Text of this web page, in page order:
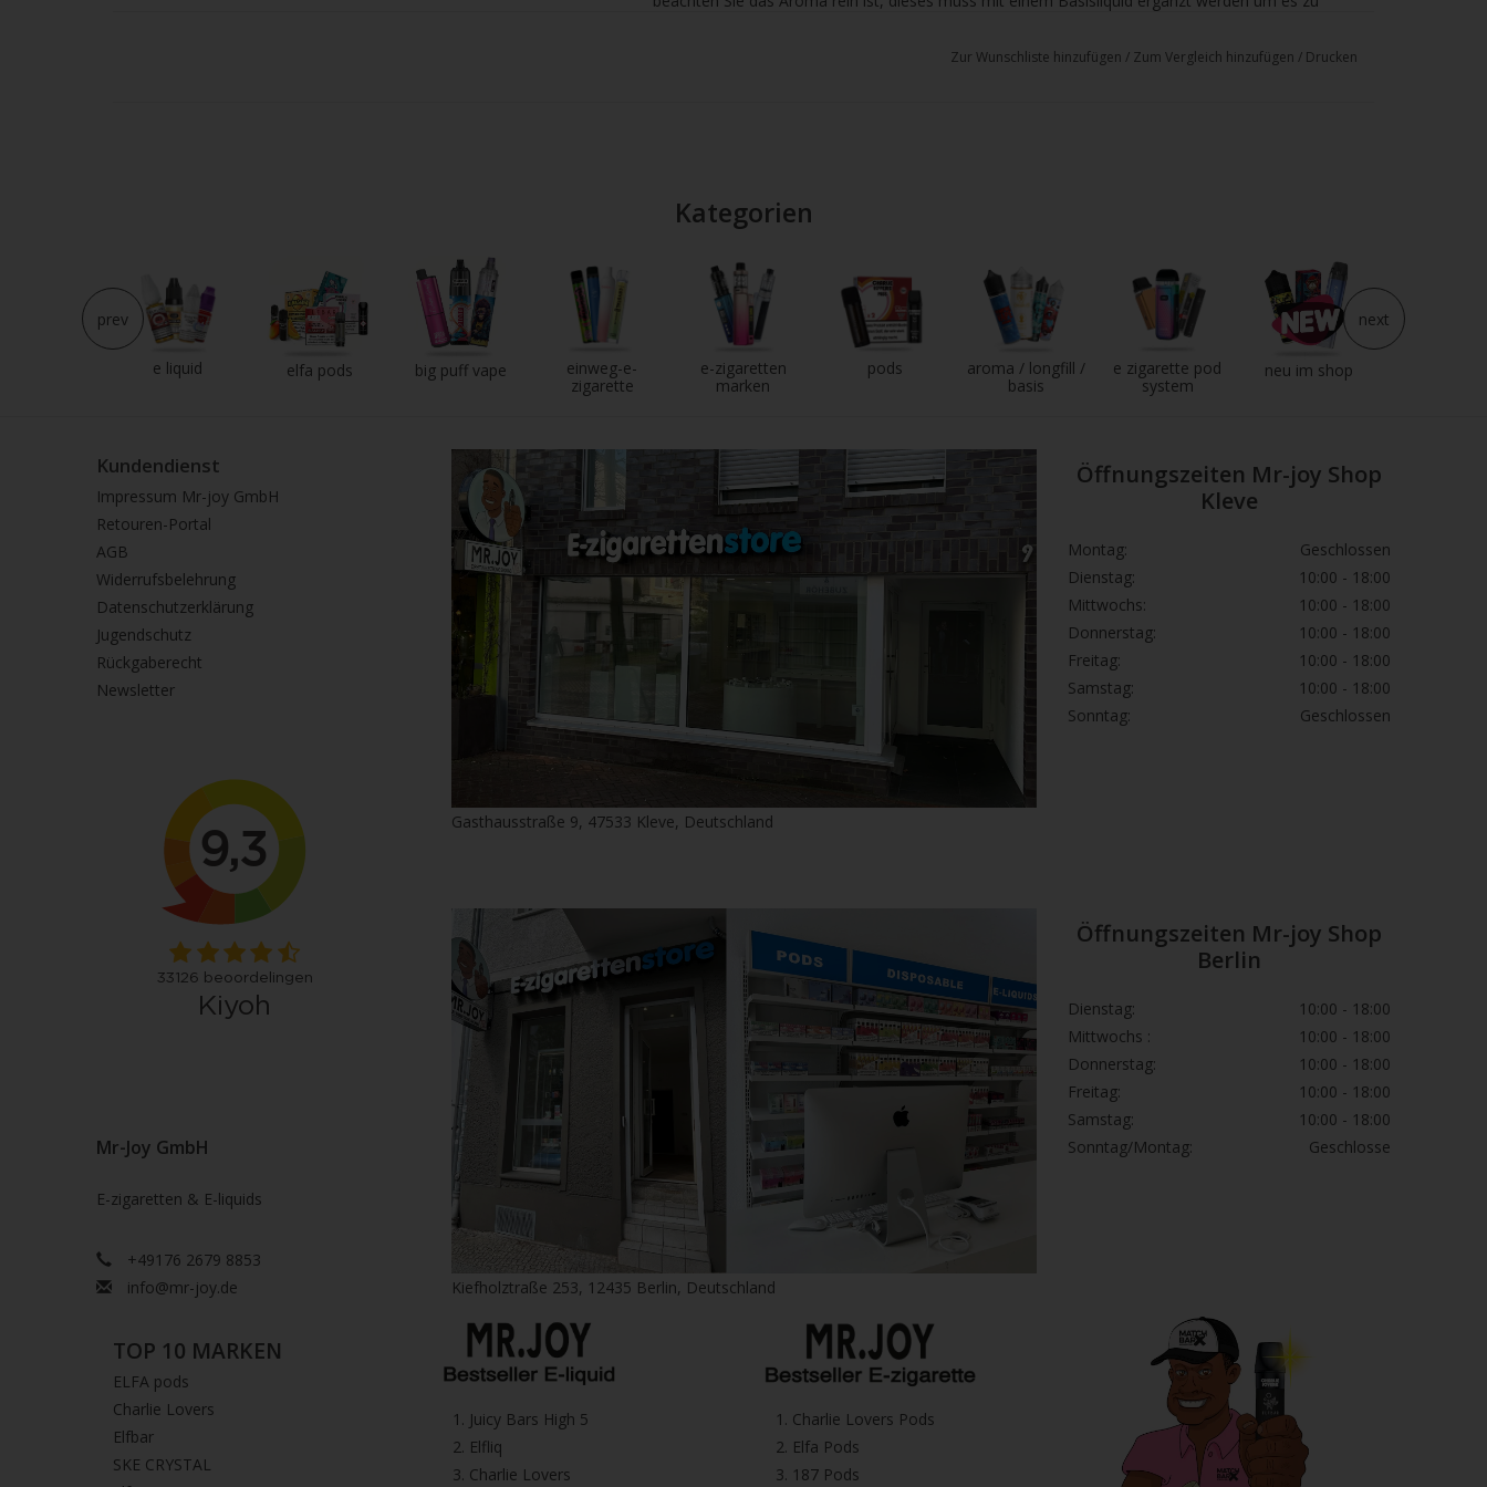
Zur Wunschliste hinzufügen / Zum Vergleich hinzufügen / Drucken
Kategorien
e liquid elfa pods big puff vape
einweg-e-
zigarette
e-zigaretten
marken
pods
aroma / longfill /
basis
e zigarette pod
system
neu im shop
prev next
Kundendienst
Impressum Mr-joy GmbH
Retouren-Portal
AGB
Widerrufsbelehrung
Datenschutzerklärung
Jugendschutz
Rückgaberecht
Newsletter
Mr-Joy GmbH
E-zigaretten & E-liquids
+49176 2679 8853
info@mr-joy.de
Gasthausstraße 9, 47533 Kleve, Deutschland
Kiefholztraße 253, 12435 Berlin, Deutschland
Öffnungszeiten Mr-joy Shop
Kleve
Montag:
Geschlossen
Dienstag:
10:00 - 18:00
Mittwochs:
10:00 - 18:00
Donnerstag:
10:00 - 18:00
Freitag:
10:00 - 18:00
Samstag:
10:00 - 18:00
Sonntag:
Geschlossen
Öffnungszeiten Mr-joy Shop
Berlin
Dienstag:
10:00 - 18:00
Mittwochs :
10:00 - 18:00
Donnerstag:
10:00 - 18:00
Freitag:
10:00 - 18:00
Samstag:
10:00 - 18:00
Sonntag/Montag:
Geschlosse
TOP 10 MARKEN
ELFA pods
Charlie Lovers
Elfbar
SKE CRYSTAL
1.⁠ ⁠Juicy Bars High 5
2.⁠ ⁠⁠Elfliq
3.⁠ ⁠⁠Charlie Lovers
1.⁠ ⁠Charlie Lovers Pods
2.⁠ ⁠⁠Elfa Pods
3.⁠ ⁠⁠187 Pods